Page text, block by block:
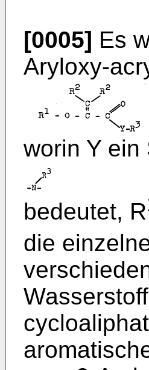
[0005] Es
Aryloxy-
worin Y ein
bedeutet, R
die